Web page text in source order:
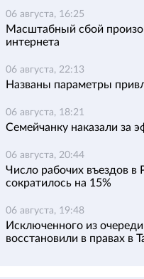
06 августа, 16:25
Масштабный сбой
интернета
06 августа, 22:13
Названы параметры
06 августа, 18:21
Семейчанку наказали за
06 августа, 20:44
Число рабочих въездов в
сократилось на 15%
06 августа, 19:48
Исключенного из
восстановили в правах в